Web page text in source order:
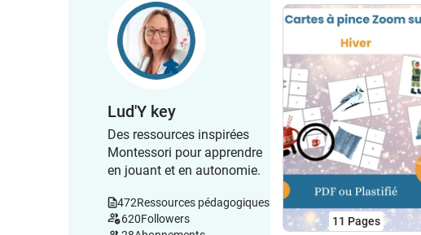
Lud'Y key
Des ressources inspirées
Montessori pour apprendre
en jouant et en autonomie.
472Ressources pédagogiques
620Followers
11 Pages